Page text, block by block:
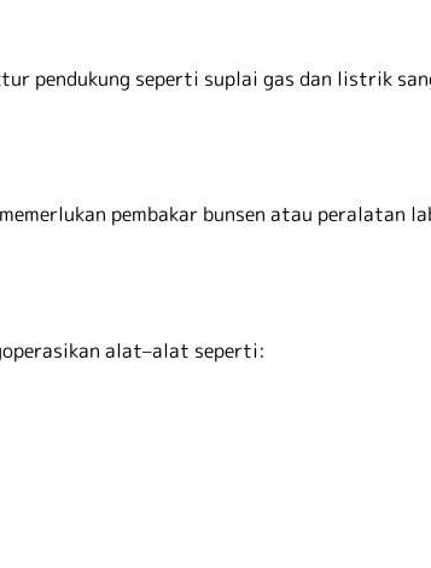
pendukung seperti suplai gas dan listrik
pembakar bunsen atau peralatan
alat–alat seperti: